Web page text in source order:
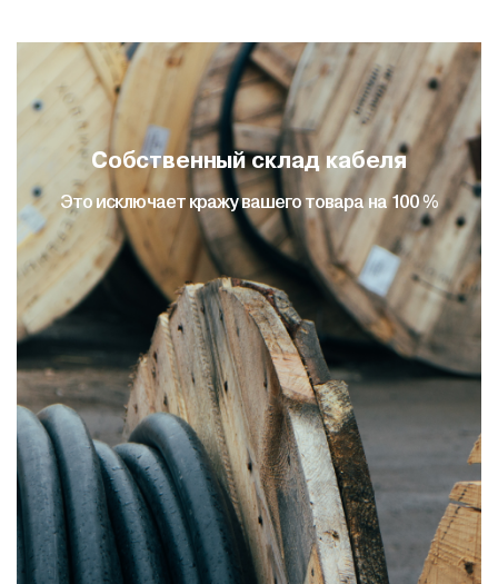
Собственный склад кабеля
Это исключает кражу вашего товара на 100 %